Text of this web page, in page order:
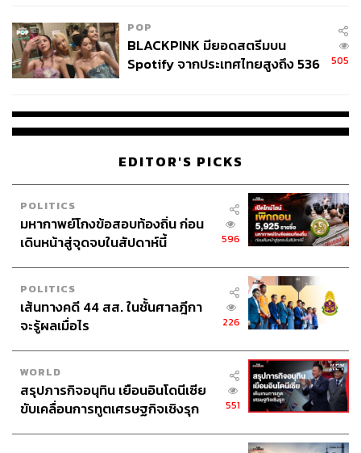
ABOUT THE AUTHOR
วิโรจน์ เลิศจิตต์ธรรม
Senior Content Creator กองข่าวต่างประเทศ
POP
BLACKPINK มียอดสตรีมบน
Spotify จากประเทศไทยสูงถึง 536
505
EDITOR'S PICKS
POLITICS
มหากาพย์โกงข้อสอบท้องถิ่น ก่อน
เดินหน้าสู่จุดจบในสัปดาห์นี้
596
POLITICS
เส้นทางคดี 44 สส. ในชั้นศาลฎีกา
จะรู้ผลเมื่อไร
226
WORLD
สรุปภารกิจอนุทิน เยือนอินโดนีเซีย
ขับเคลื่อนการทูตเศรษฐกิจเชิงรุก
551